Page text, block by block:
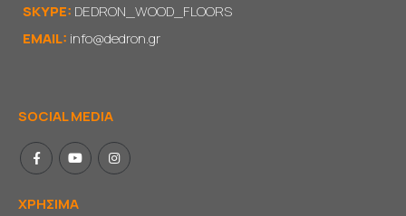
SKYPE: DEDRON_WOOD_FLOORS
EMAIL: info@dedron.gr
SOCIAL MEDIA
ΧΡΗΣΙΜΑ